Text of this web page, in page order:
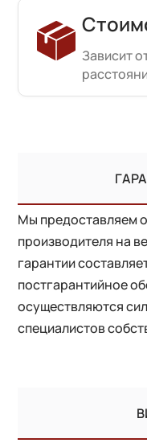
Зависит
Мы предоставляем
производителя на
гарантии
постгарантийное
осуществляются
специалистов